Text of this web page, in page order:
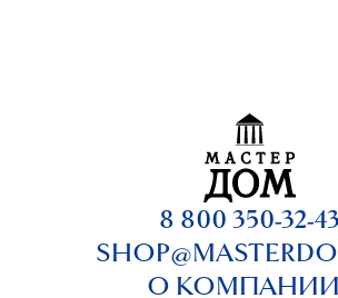
8 800 350-32-43
О КОМПАНИИ